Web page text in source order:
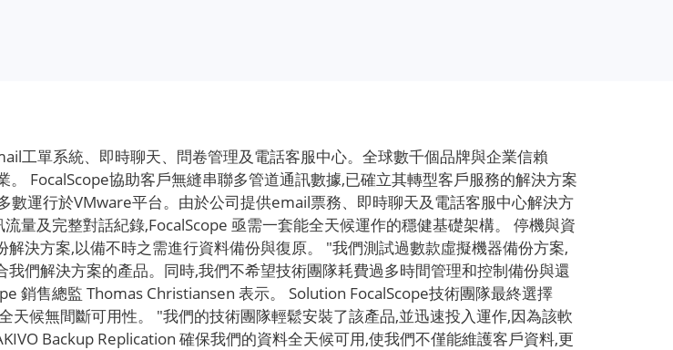
工單系統、即時聊天、問卷管理及電話客服中心。全球數千個品牌與企業信賴
FocalScope協助客戶無縫串聯多管道通訊數據,已確立其轉型客戶服務的解決方案
數運行於VMware平台。由於公司提供email票務、即時聊天及電話客服中心解決方
量及完整對話紀錄,FocalScope 亟需一套能全天候運作的穩健基礎架構。 停機與資
決方案,以備不時之需進行資料備份與復原。 "我們測試過數款虛擬機器備份方案,
們解決方案的產品。同時,我們不希望技術團隊耗費過多時間管理和控制備份與還
銷售總監 Thomas Christiansen 表示。 Solution FocalScope技術團隊最終選擇
候無間斷可用性。 "我們的技術團隊輕鬆安裝了該產品,並迅速投入運作,因為該軟
Backup Replication 確保我們的資料全天候可用,使我們不僅能維護客戶資料,更